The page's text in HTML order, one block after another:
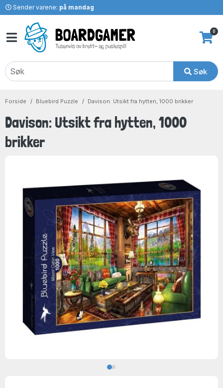
Sender varene: på mandag
Søk
0
Forside Bluebird Puzzle Davison: Utsikt fra hytten, 1000 brikker
Davison: Utsikt fra hytten, 1000
brikker